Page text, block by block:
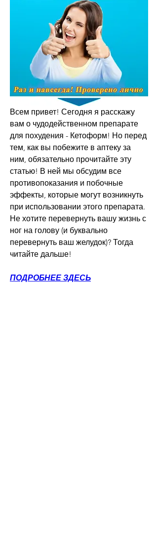
Всем привет! Сегодня я расскажу
вам о чудодейственном препарате
для похудения - Кетоформ! Но перед
тем, как вы побежите в аптеку за
ним, обязательно прочитайте эту
статью! В ней мы обсудим все
противопоказания и побочные
эффекты, которые могут возникнуть
при использовании этого препарата.
Не хотите перевернуть вашу жизнь с
ног на голову (и буквально
перевернуть ваш желудок)? Тогда
читайте дальше!
ПОДРОБНЕЕ ЗДЕСЬ